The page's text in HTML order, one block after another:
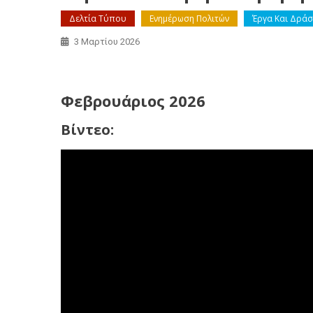
Δελτία Τύπου Ενημέρωση Πολιτών Έργα Και
3 Μαρτίου 2026
Φεβρουάριος 2026
Βίντεο: